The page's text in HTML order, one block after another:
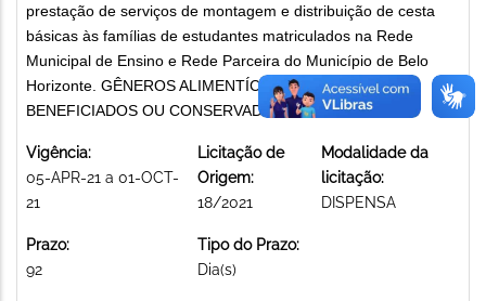
prestação de serviços de montagem e distribuição de cesta
básicas às famílias de estudantes matriculados na Rede
Municipal de Ensino e Rede Parceira do Município de Belo
Horizonte. GÊNEROS ALIMENTÍCIOS NATURAIS,
BENEFICIADOS OU CONSERVADOS
Vigência:
05-APR-21 a 01-OCT-
21
Licitação de
Origem:
18/2021
Modalidade da
licitação:
DISPENSA
Prazo:
92
Tipo do Prazo:
Dia(s)